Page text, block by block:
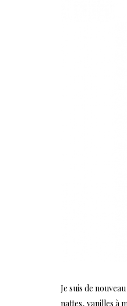
Je suis de
nattes, vanilles à